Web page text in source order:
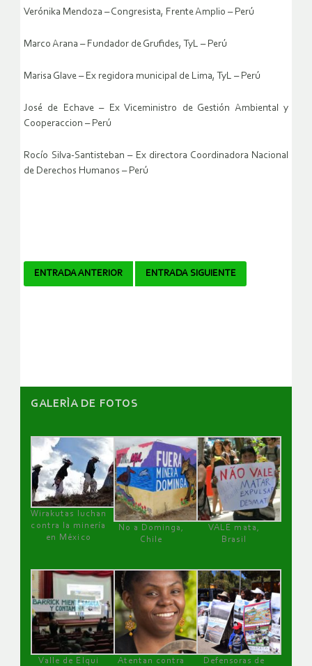
Verónika Mendoza – Congresista, Frente Amplio – Perú
Marco Arana – Fundador de Grufides, TyL – Perú
Marisa Glave – Ex regidora municipal de Lima, TyL – Perú
José de Echave – Ex Viceministro de Gestión Ambiental y
Cooperaccion – Perú
Rocío Silva-Santisteban – Ex directora Coordinadora Nacional
de Derechos Humanos – Perú
Navegador
ENTRADA ANTERIOR ENTRADA SIGUIENTE
GALERÌA DE FOTOS
Wirakutas luchan
contra la minería
en México
No a Dominga,
Chile
VALE mata,
Brasil
Valle de Elqui
Atentan contra
Defensoras de